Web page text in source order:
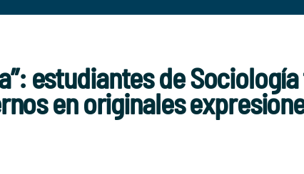
estudiantes de
en originales